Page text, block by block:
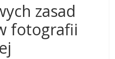
zasad
fotografii